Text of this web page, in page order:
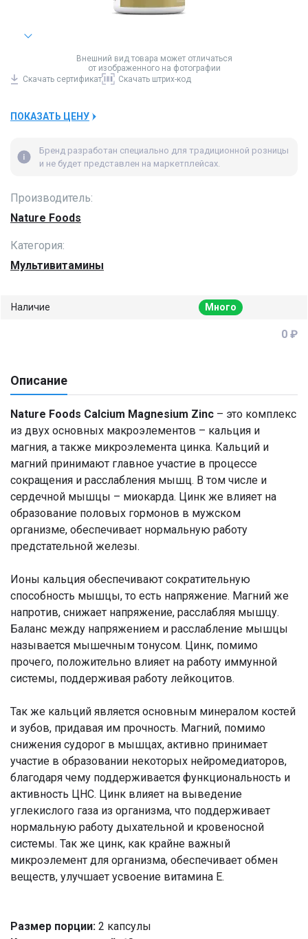
Внешний вид товара может отличаться
от изображенного на фотографии
Скачать сертификат Скачать штрих-код
ПОКАЗАТЬ ЦЕНУ
Производитель:
Nature Foods
Категория:
Мультивитамины
Бренд разработан специально для традиционной розницы
и не будет представлен на маркетплейсах.
Наличие Много
0 ₽
Описание
Nature Foods Calcium Magnesium Zinc – это комплекс
из двух основных макроэлементов – кальция и
магния, а также микроэлемента цинка. Кальций и
магний принимают главное участие в процессе
сокращения и расслабления мышц. В том числе и
сердечной мышцы – миокарда. Цинк же влияет на
образование половых гормонов в мужском
организме, обеспечивает нормальную работу
предстательной железы.
Ионы кальция обеспечивают сократительную
способность мышцы, то есть напряжение. Магний же
напротив, снижает напряжение, расслабляя мышцу.
Баланс между напряжением и расслабление мышцы
называется мышечным тонусом. Цинк, помимо
прочего, положительно влияет на работу иммунной
системы, поддерживая работу лейкоцитов.
Так же кальций является основным минералом костей
и зубов, придавая им прочность. Магний, помимо
снижения судорог в мышцах, активно принимает
участие в образовании некоторых нейромедиаторов,
благодаря чему поддерживается функциональность и
активность ЦНС. Цинк влияет на выведение
углекислого газа из организма, что поддерживает
нормальную работу дыхательной и кровеносной
системы. Так же цинк, как крайне важный
микроэлемент для организма, обеспечивает обмен
веществ, улучшает усвоение витамина Е.
Размер порции: 2 капсулы